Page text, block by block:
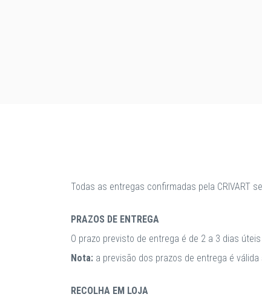
Todas as entregas confirmadas pela CRIVART
PRAZOS DE ENTREGA
O prazo previsto de entrega é de 2 a 3 dias
Nota: a previsão dos prazos de entrega é
RECOLHA EM LOJA